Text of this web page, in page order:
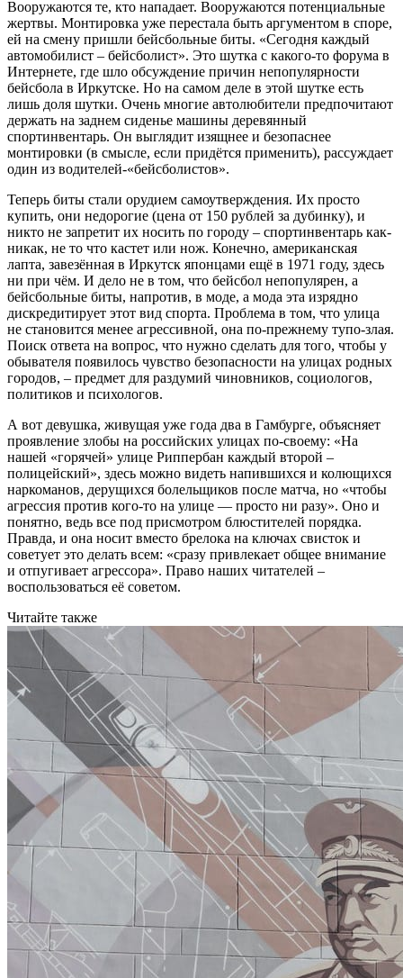
Вооружаются те, кто нападает. Вооружаются потенциальные
жертвы. Монтировка уже перестала быть аргументом в споре,
ей на смену пришли бейсбольные биты. «Сегодня каждый
автомобилист – бейсболист». Это шутка с какого-то форума в
Интернете, где шло обсуждение причин непопулярности
бейсбола в Иркутске. Но на самом деле в этой шутке есть
лишь доля шутки. Очень многие автолюбители предпочитают
держать на заднем сиденье машины деревянный
спортинвентарь. Он выглядит изящнее и безопаснее
монтировки (в смысле, если придётся применить), рассуждает
один из водителей-«бейсболистов».
Теперь биты стали орудием самоутверждения. Их просто
купить, они недорогие (цена от 150 рублей за дубинку), и
никто не запретит их носить по городу – спортинвентарь как-
никак, не то что кастет или нож. Конечно, американская
лапта, завезённая в Иркутск японцами ещё в 1971 году, здесь
ни при чём. И дело не в том, что бейсбол непопулярен, а
бейсбольные биты, напротив, в моде, а мода эта изрядно
дискредитирует этот вид спорта. Проблема в том, что улица
не становится менее агрессивной, она по-прежнему тупо-злая.
Поиск ответа на вопрос, что нужно сделать для того, чтобы у
обывателя появилось чувство безопасности на улицах родных
городов, – предмет для раздумий чиновников, социологов,
политиков и психологов.
А вот девушка, живущая уже года два в Гамбурге, объясняет
проявление злобы на российских улицах по-своему: «На
нашей «горячей» улице Риппербан каждый второй –
полицейский», здесь можно видеть напившихся и колющихся
наркоманов, дерущихся болельщиков после матча, но «чтобы
агрессия против кого-то на улице — просто ни разу». Оно и
понятно, ведь все под присмотром блюстителей порядка.
Правда, и она носит вместо брелока на ключах свисток и
советует это делать всем: «сразу привлекает общее внимание
и отпугивает агрессора». Право наших читателей –
воспользоваться её советом.
Читайте также